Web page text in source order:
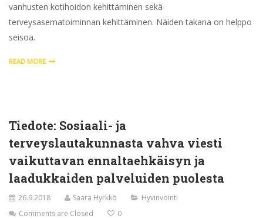
vanhusten kotihoidon kehittäminen sekä
terveysasematoiminnan kehittäminen. Näiden takana on helppo
seisoa.
READ MORE
Tiedote: Sosiaali- ja
terveyslautakunnasta vahva viesti
vaikuttavan ennaltaehkäisyn ja
laadukkaiden palveluiden puolesta
26.9.2018 Saara Hyrkkö
Hyvinvointi
Comments are Closed
0